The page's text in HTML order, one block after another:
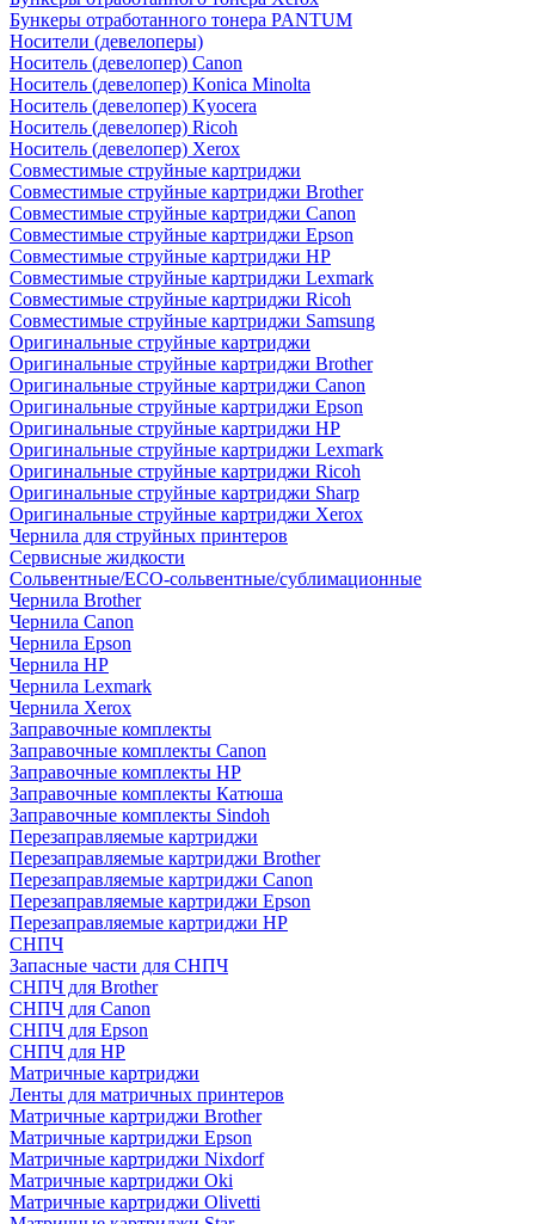
Бункеры отработанного тонера PANTUM
Носители (девелоперы)
Носитель (девелопер) Canon
Носитель (девелопер) Konica Minolta
Носитель (девелопер) Kyocera
Носитель (девелопер) Ricoh
Носитель (девелопер) Xerox
Совместимые струйные картриджи
Совместимые струйные картриджи Brother
Совместимые струйные картриджи Canon
Совместимые струйные картриджи Epson
Совместимые струйные картриджи HP
Совместимые струйные картриджи Lexmark
Совместимые струйные картриджи Ricoh
Совместимые струйные картриджи Samsung
Оригинальные струйные картриджи
Оригинальные струйные картриджи Brother
Оригинальные струйные картриджи Canon
Оригинальные струйные картриджи Epson
Оригинальные струйные картриджи HP
Оригинальные струйные картриджи Lexmark
Оригинальные струйные картриджи Ricoh
Оригинальные струйные картриджи Sharp
Оригинальные струйные картриджи Xerox
Чернила для струйных принтеров
Сервисные жидкости
Сольвентные/ECO-сольвентные/сублимационные
Чернила Brother
Чернила Canon
Чернила Epson
Чернила HP
Чернила Lexmark
Чернила Xerox
Заправочные комплекты
Заправочные комплекты Canon
Заправочные комплекты HP
Заправочные комплекты Катюша
Заправочные комплекты Sindoh
Перезаправляемые картриджи
Перезаправляемые картриджи Brother
Перезаправляемые картриджи Canon
Перезаправляемые картриджи Epson
Перезаправляемые картриджи HP
СНПЧ
Запасные части для СНПЧ
СНПЧ для Brother
СНПЧ для Canon
СНПЧ для Epson
СНПЧ для HP
Матричные картриджи
Ленты для матричных принтеров
Матричные картриджи Brother
Матричные картриджи Epson
Матричные картриджи Nixdorf
Матричные картриджи Oki
Матричные картриджи Olivetti